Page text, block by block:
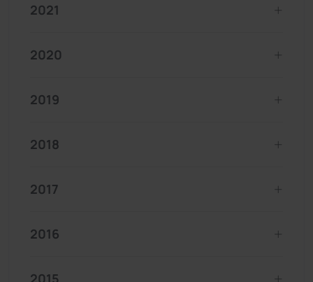
2021
2020
2019
2018
2017
2016
2015